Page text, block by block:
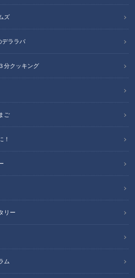
ズ
ララバ
分クッキング
ご
！
リー
ム
タマネギがいま、1年前に比べて2.5倍
のをためらう方も多いのではないでし
の代わりになる野菜を入れた「代替レ
長田絢(おさだあや)さんが教えてくれ
ャント！」6月2日放送から
レー」
バーグ」
ツ
「カレー」